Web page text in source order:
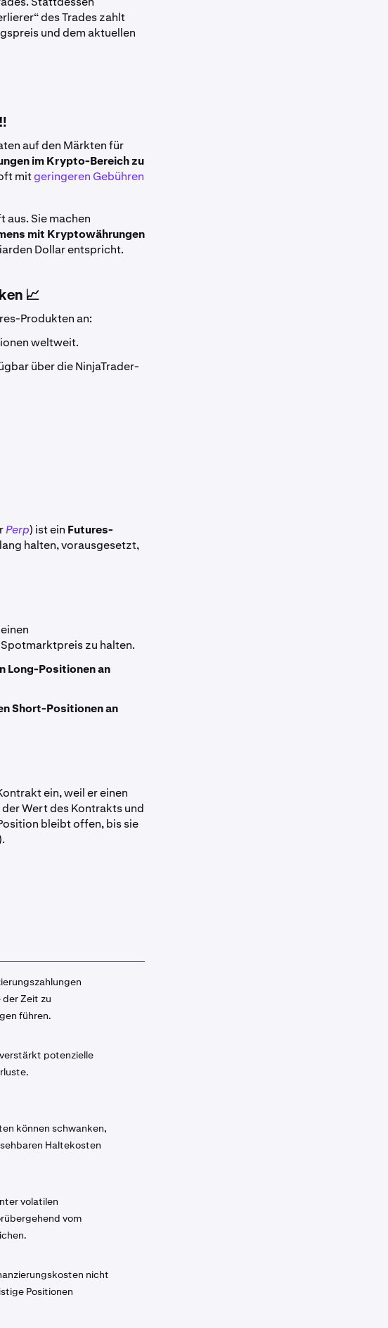
des Trades zahlt
und dem aktuellen
auf den Märkten für
im Krypto-Bereich zu
mitgeringeren Gebühren
Sie machen
mit Kryptowährungen
Dollar entspricht.
📈
Produkten an:
weltweit.
über die NinjaTrader-
Perp) ist ein Futures-
halten, vorausgesetzt,
zu halten.
Long-Positionen an
Short-Positionen an
ein, weil er einen
Wert des Kontrakts und
bleibt offen, bis sie
der Zeit zu
führen.
potenzielle
können schwanken,
Haltekosten
volatilen
vom
nicht
Positionen